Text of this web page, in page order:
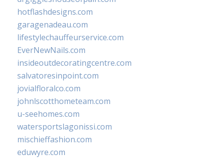
hotflashdesigns.com
garagenadeau.com
lifestylechauffeurservice.com
EverNewNails.com
insideoutdecoratingcentre.com
salvatoresinpoint.com
jovialfloralco.com
johnlscotthometeam.com
u-seehomes.com
watersportslagonissi.com
mischieffashion.com
eduwyre.com